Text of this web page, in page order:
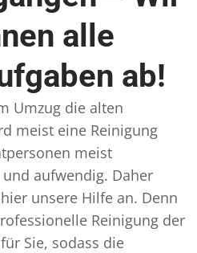
alle
ab!
Umzug die alten
meist eine Reinigung
meist
aufwendig. Daher
unsere Hilfe an. Denn
Reinigung der
Sie, sodass die